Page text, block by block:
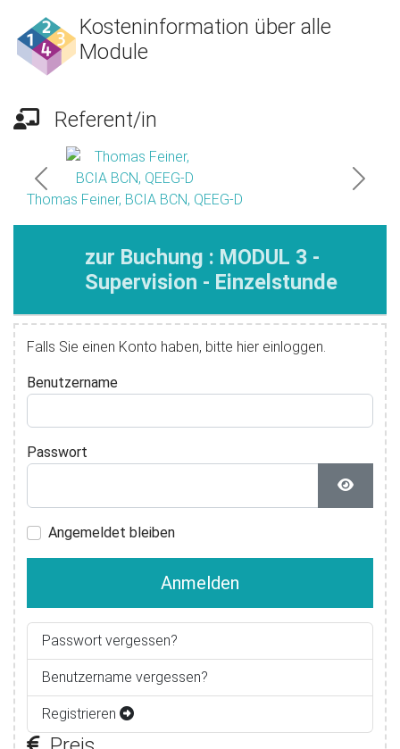
Kosteninformation über alle
Module
Referent/in
Thomas Feiner, BCIA BCN, QEEG-D
Previous Next
zur Buchung : MODUL 3 -
Supervision - Einzelstunde
Falls Sie einen Konto haben, bitte hier einloggen.
Benutzername
Passwort
Angemeldet bleiben
Anmelden
Passwort vergessen?
Benutzername vergessen?
Registrieren